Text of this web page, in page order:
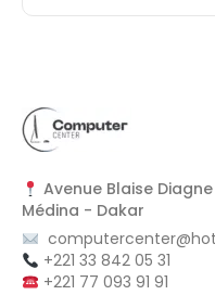
Avenue Blaise
Médina - Dakar
+221 33 842 05 31
+221 77 093 91 91